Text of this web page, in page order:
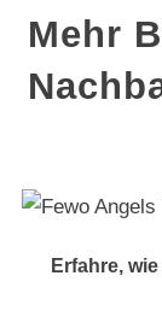
Mehr
Erfahre,